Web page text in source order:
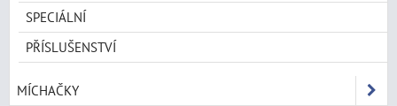
SPECIÁLNÍ
PŘÍSLUŠENSTVÍ
MÍCHAČKY